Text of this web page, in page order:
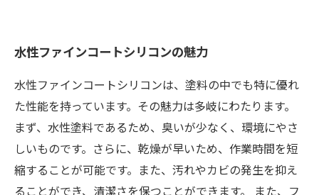
水性ファインコートシリコンの魅力
水性ファインコートシリコンは、塗料の中でも特に優れ
た性能を持っています。その魅力は多岐にわたります。
まず、水性塗料であるため、臭いが少なく、環境にやさ
しいものです。さらに、乾燥が早いため、作業時間を短
縮することが可能です。また、汚れやカビの発生を抑え
ることができ、清潔さを保つことができます。 また、フ